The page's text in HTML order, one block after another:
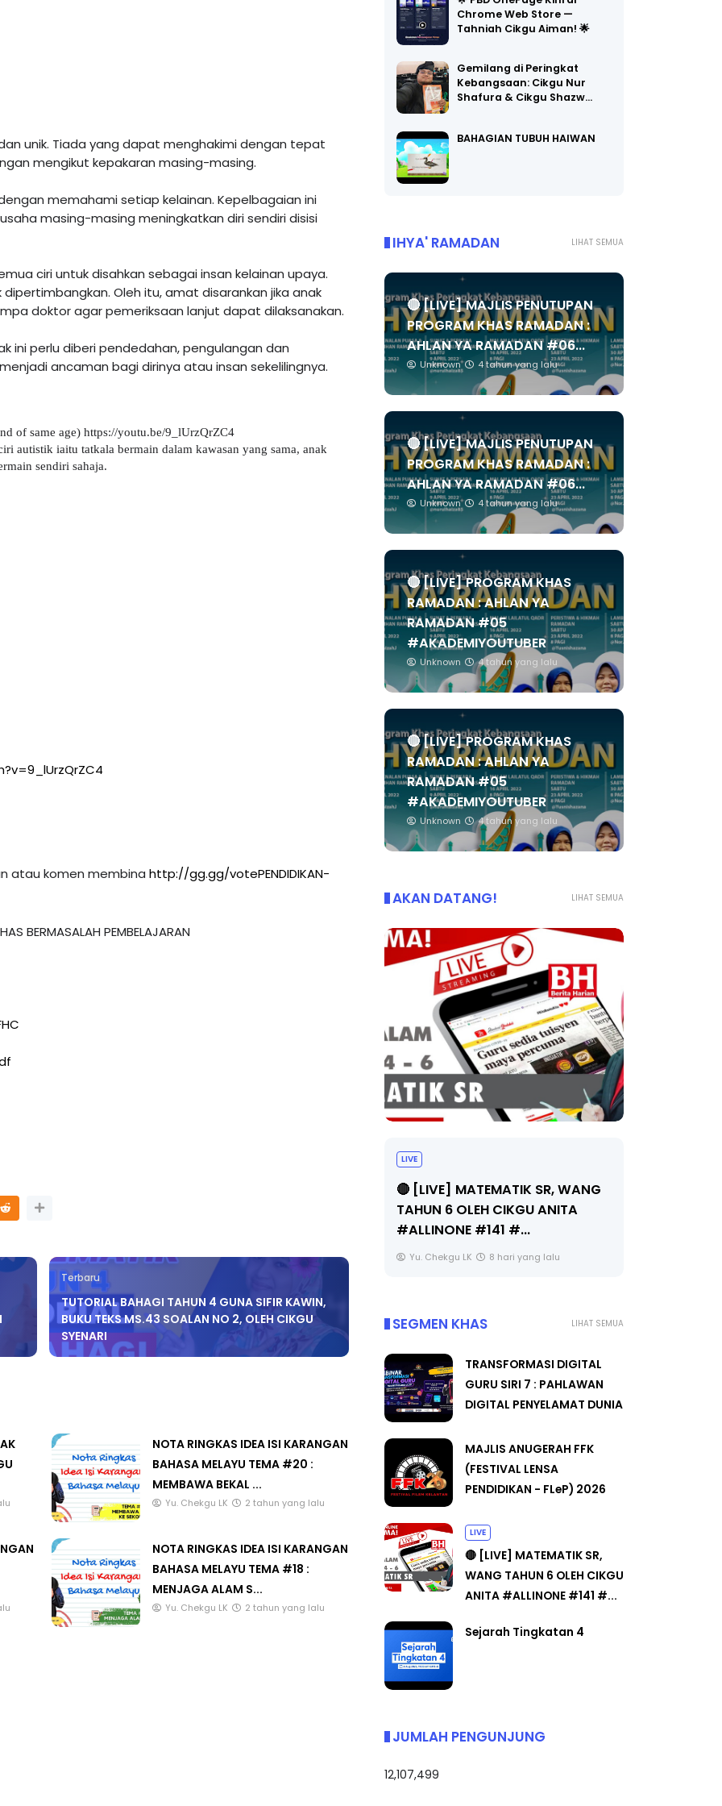
unik. Tiada yang dapat menghakimi dengan tepat
mengikut kepakaran masing-masing.
memahami setiap kelainan. Kepelbagaian ini
masing-masing meningkatkan diri sendiri disisi
ciri untuk disahkan sebagai insan kelainan upaya.
Oleh itu, amat disarankan jika anak
doktor agar pemeriksaan lanjut dapat dilaksanakan.
ini perlu diberi pendedahan, pengulangan dan
ancaman bagi dirinya atau insan sekelilingnya.
of same age) https://youtu.be/9_lUrzQrZC4
autistik iaitu tatkala bermain dalam kawasan yang sama, anak
sendiri sahaja.
atau komen membina http://gg.gg/votePENDIDIKAN-
Terbaru
TUTORIAL BAHAGI TAHUN 4 GUNA SIFIR KAWIN,
BUKU TEKS MS.43 SOALAN NO 2, OLEH CIKGU
SYENARI
NOTA RINGKAS IDEA ISI KARANGAN
BAHASA MELAYU TEMA #20 :
MEMBAWA BEKAL ...
Yu. Chekgu LK 2 tahun yang lalu
NOTA RINGKAS IDEA ISI KARANGAN
BAHASA MELAYU TEMA #18 :
MENJAGA ALAM S...
Yu. Chekgu LK 2 tahun yang lalu
Chrome Web Store —
Tahniah Cikgu Aiman! 🌟
Gemilang di Peringkat
Kebangsaan: Cikgu Nur
Shafura & Cikgu Shazw…
BAHAGIAN TUBUH HAIWAN
LIHAT SEMUA
IHYA' RAMADAN
🔴 [LIVE] MAJLIS PENUTUPAN
PROGRAM KHAS RAMADAN :
AHLAN YA RAMADAN #06...
Unknown 4 tahun yang lalu
🔴 [LIVE] MAJLIS PENUTUPAN
PROGRAM KHAS RAMADAN :
AHLAN YA RAMADAN #06...
Unknown 4 tahun yang lalu
🔴 [LIVE] PROGRAM KHAS
RAMADAN : AHLAN YA
RAMADAN #05
#AKADEMIYOUTUBER
Unknown 4 tahun yang lalu
🔴 [LIVE] PROGRAM KHAS
RAMADAN : AHLAN YA
RAMADAN #05
#AKADEMIYOUTUBER
Unknown 4 tahun yang lalu
LIHAT SEMUA
AKAN DATANG!
LIVE
🔴 [LIVE] MATEMATIK SR, WANG
TAHUN 6 OLEH CIKGU ANITA
#ALLINONE #141 #...
Yu. Chekgu LK 8 hari yang lalu
LIHAT SEMUA
SEGMEN KHAS
TRANSFORMASI DIGITAL
GURU SIRI 7 : PAHLAWAN
DIGITAL PENYELAMAT DUNIA
MAJLIS ANUGERAH FFK
(FESTIVAL LENSA
PENDIDIKAN - FLeP) 2026
LIVE
🔴 [LIVE] MATEMATIK SR,
WANG TAHUN 6 OLEH CIKGU
ANITA #ALLINONE #141 #...
Sejarah Tingkatan 4
JUMLAH PENGUNJUNG
12,107,499